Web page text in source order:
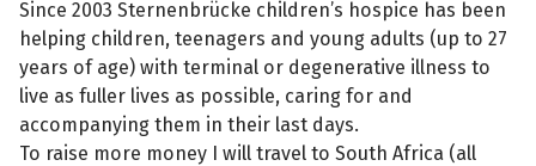
Since 2003 Sternenbrücke children’s hospice has been
helping children, teenagers and young adults (up to 27
years of age) with terminal or degenerative illness to
live as fuller lives as possible, caring for and
accompanying them in their last days.
To raise more money I will travel to South Africa (all